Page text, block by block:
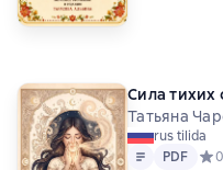
Сила тихих
Татьяна
rus tilida
Matn
PDF
PDF 0